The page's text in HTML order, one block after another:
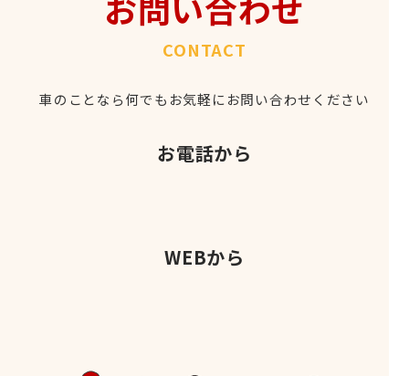
CONTACT
車のことなら何でもお気軽にお問い合わせください
お電話から
WEBから